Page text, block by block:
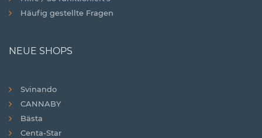
Häufig gestellte Fragen
NEUE SHOPS
Svinando
CANNABY
Bästa
Centa-Star